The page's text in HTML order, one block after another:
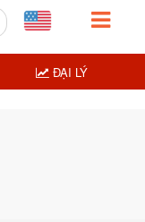
ĐẠI LÝ